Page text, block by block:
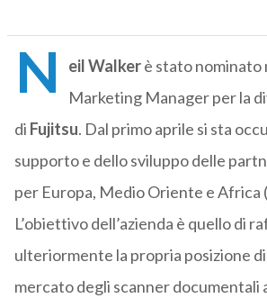
N eil Walkerè stato nominato
Marketing Manager per la
di Fujitsu. Dal primo aprile si sta
supporto e dello sviluppo delle
per Europa, Medio Oriente e Africa
L’obiettivo dell’azienda è quello di
ulteriormente la propria posizione
mercato degli scanner documentali